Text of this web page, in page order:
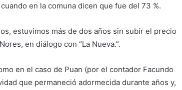
en la comuna dicen que fue del 73 %.
estuvimos más de dos años sin subir el precio
en diálogo con “La Nueva.”.
en el caso de Puan (por el contador Facundo
que permaneció adormecida durante años y,